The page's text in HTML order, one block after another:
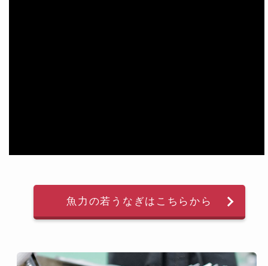
魚力の若うなぎはこちらから